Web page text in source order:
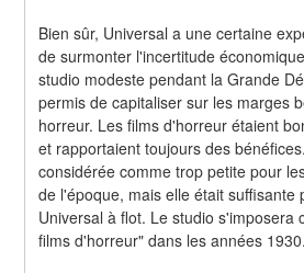
Bien sûr, Universal a une certaine
de surmonter l'incertitude
studio modeste pendant la Grande
permis de capitaliser sur les marges
horreur. Les films d'horreur étaient
et rapportaient toujours des
considérée comme trop petite pour
de l'époque, mais elle était suffisante
Universal à flot. Le studio s'imposera
films d'horreur" dans les années 1930.